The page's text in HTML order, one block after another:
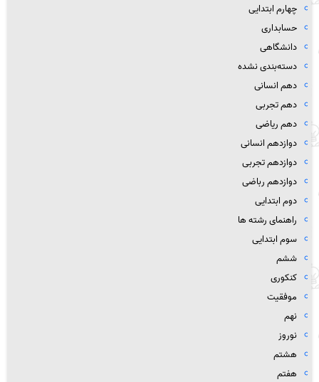
چهارم ابتدایی
حسابداری
دانشگاهی
دسته‌بندی نشده
دهم انسانی
دهم تجربی
دهم ریاضی
دوازدهم انسانی
دوازدهم تجربی
دوازدهم رباضی
دوم ابتدایی
راهنمای رشته ها
سوم ابتدایی
ششم
کنکوری
موفقیت
نهم
نوروز
هشتم
هفتم